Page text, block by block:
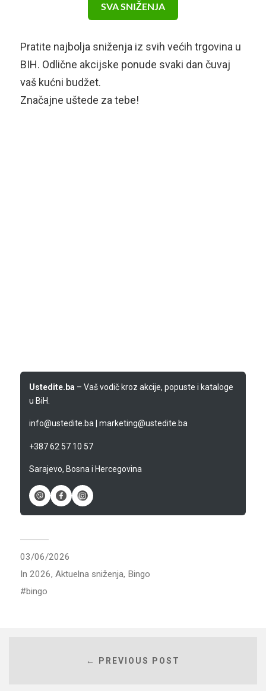
SVA SNIŽENJA
Pratite najbolja sniženja iz svih većih trgovina u
BIH. Odlične akcijske ponude svaki dan čuvaj
vaš kućni budžet.
Značajne uštede za tebe!
Ustedite.ba – Vaš vodič kroz akcije, popuste i kataloge
u BiH.
info@ustedite.ba| marketing@ustedite.ba
+387 62 57 10 57
Sarajevo, Bosna i Hercegovina
03/06/2026
In 2026, Aktuelna sniženja, Bingo
bingo
← PREVIOUS POST